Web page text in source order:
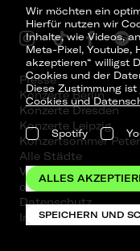
Wir möchten ein
Hierfür nutzen wir
Inhalte, wie Videos,
Meta-Pixel, Youtube,
akzeptieren“ willigst
Cookies und der
Diese Zustimmung
Cookies und
Spotify
ALLES
SPEICHERN UND
Presse
Konzerte Berlin
Konzerte Dresden
Konzerte Leipzig
Konzertsommer
Alle Städte
Vergangene Shows
o_team
Datenschutz
Impressum